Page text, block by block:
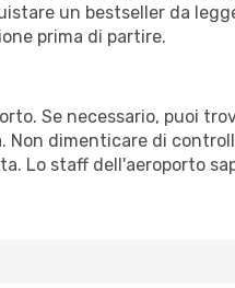
un bestseller da
prima di partire.
Se necessario, puoi
Non dimenticare di
Lo staff dell'aeroporto